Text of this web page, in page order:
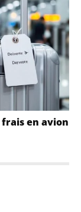
en avion